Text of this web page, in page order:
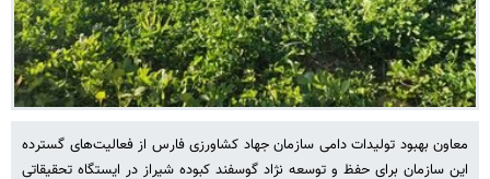
معاون بهبود تولیدات دامی سازمان جهاد کشاورزی فارس از فعالیت‌های گسترده
این سازمان برای حفظ و توسعه نژاد گوسفند کبوده شیراز در ایستگاه تحقیقاتی